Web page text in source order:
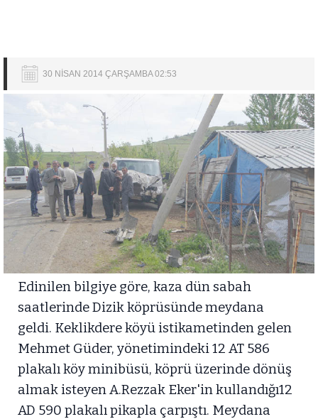
30 NİSAN 2014 ÇARŞAMBA 02:53
Edinilen bilgiye göre, kaza dün sabah
saatlerinde Dizik köprüsünde meydana
geldi. Keklikdere köyü istikametinden gelen
Mehmet Güder, yönetimindeki 12 AT 586
plakalı köy minibüsü, köprü üzerinde dönüş
almak isteyen A.Rezzak Eker'in kullandığı12
AD 590 plakalı pikapla çarpıştı. Meydana